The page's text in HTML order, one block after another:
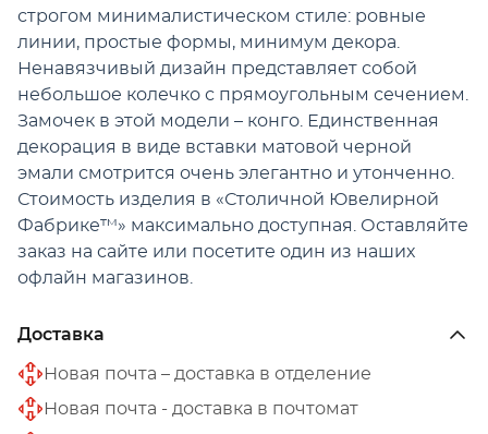
строгом минималистическом стиле: ровные
линии, простые формы, минимум декора.
Ненавязчивый дизайн представляет собой
небольшое колечко с прямоугольным сечением.
Замочек в этой модели – конго. Единственная
декорация в виде вставки матовой черной
эмали смотрится очень элегантно и утонченно.
Стоимость изделия в «Столичной Ювелирной
Фабрике™» максимально доступная. Оставляйте
заказ на сайте или посетите один из наших
офлайн магазинов.
Доставка
Новая почта – доставка в отделение
Новая почта - доставка в почтомат